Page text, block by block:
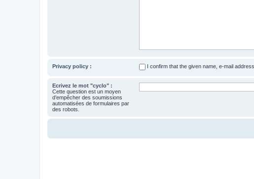
Privacy policy : I confirm that the given name, e-mail
Ecrivez le mot "cyclo" :
Cette question est un moyen
d’empêcher des soumissions
automatisées de formulaires par
des robots.